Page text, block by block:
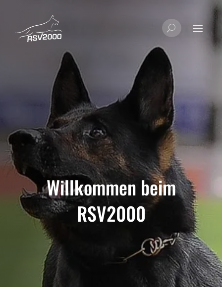
Willkommen beim
RSV2000